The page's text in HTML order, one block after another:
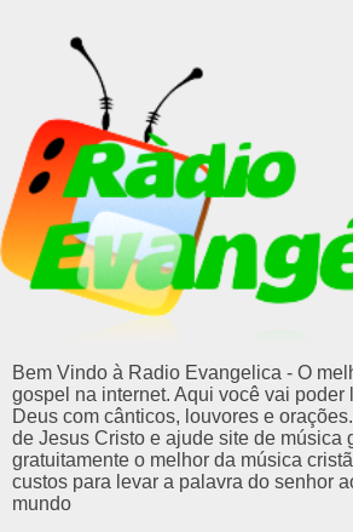
Bem Vindo à Radio Evangelica - O
gospel na internet. Aqui você vai poder
Deus com cânticos, louvores e
de Jesus Cristo e ajude site de música
gratuitamente o melhor da música
custos para levar a palavra do senhor
mundo